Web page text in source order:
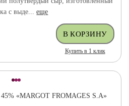
с выде...еще
Купить в 1 клик
«MARGOT FROMAGES S.A»